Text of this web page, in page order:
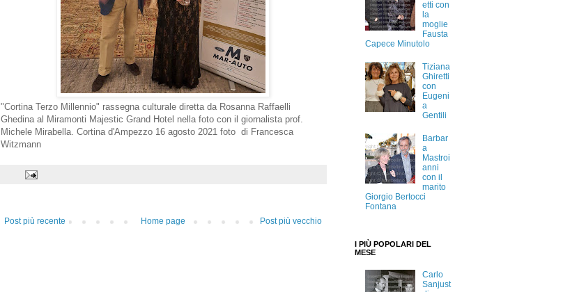
"Cortina Terzo Millennio" rassegna culturale diretta da Rosanna Raffaelli
Ghedina al Miramonti Majestic Grand Hotel nella foto con il giornalista prof.
Michele Mirabella. Cortina d'Ampezzo 16 agosto 2021 foto di Francesca
Witzmann
Post più recente Post più vecchio
Home page
etti con
la
moglie
Fausta
Capece Minutolo
Tiziana
Ghiretti
con
Eugeni
a
Gentili
Barbar
a
Mastroi
anni
con il
marito
Giorgio Bertocci
Fontana
I PIÙ POPOLARI DEL
MESE
Carlo
Sanjust